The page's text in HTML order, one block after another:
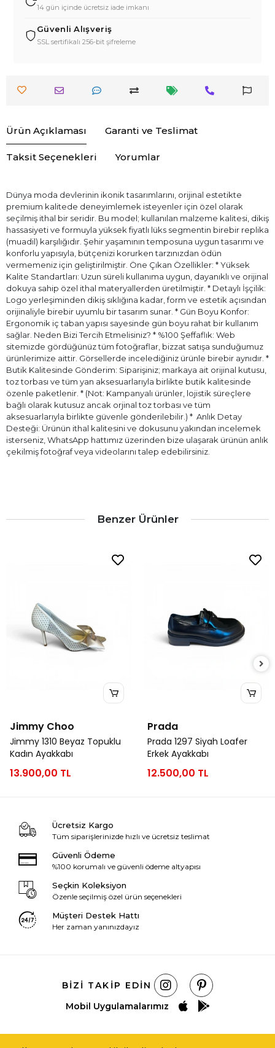
14 gün içinde ücretsiz iade imkanı
Güvenli Alışveriş
SSL sertifikalı 256-bit şifreleme
Ürün Açıklaması Garanti ve Teslimat
Taksit Seçenekleri Yorumlar
Dünya moda devlerinin ikonik tasarımlarını, orijinal estetikte
premium kalitede deneyimlemek isteyenler için özel olarak
seçilmiş ithal bir seridir. Bu model; kullanılan malzeme kalitesi, dikiş
hassasiyeti ve formuyla yüksek fiyatlı lüks segmentin birebir replika
(muadil) karşılığıdır. Şehir yaşamının temposuna uygun tasarımı ve
konforlu yapısıyla, bütçenizi korurken tarzınızdan ödün
vermemeniz için geliştirilmiştir. Öne Çıkan Özellikler: * Yüksek
Kalite Standartları: Uzun süreli kullanıma uygun, dayanıklı ve orijinal
dokuya sahip özel ithal materyallerden üretilmiştir. * Detaylı İşçilik:
Logo yerleşiminden dikiş sıklığına kadar, form ve estetik açısından
orijinaliyle birebir uyumlu bir tasarım sunar. * Gün Boyu Konfor:
Ergonomik iç taban yapısı sayesinde gün boyu rahat bir kullanım
sağlar. Neden Bizi Tercih Etmelisiniz? * %100 Şeffaflık: Web
sitemizde gördüğünüz tüm fotoğraflar, bizzat satışa sunduğumuz
ürünlerimize aittir. Görsellerde incelediğiniz ürünle birebir aynıdır. *
Butik Kalitesinde Gönderim: Siparişiniz; markaya ait orijinal kutusu,
toz torbası ve tüm yan aksesuarlarıyla birlikte butik kalitesinde
özenle paketlenir. * (Not: Kampanyalı ürünler, lojistik süreçlere
bağlı olarak kutusuz ancak orjinal toz torbası ve tüm
aksesuarlarıyla birlikte güvenle gönderilebilir.) * ⁠ Anlık Detay
Desteği: Ürünün ithal kalitesini ve dokusunu yakından incelemek
isterseniz, WhatsApp hattımız üzerinden bize ulaşarak ürünün anlık
çekilmiş fotoğraf veya videolarını talep edebilirsiniz.
Benzer Ürünler
Jimmy Choo
Jimmy 1310 Beyaz Topuklu
Kadın Ayakkabı
13.900,00 TL
Prada
Prada 1297 Siyah Loafer
Erkek Ayakkabı
12.500,00 TL
Ücretsiz Kargo
Tüm siparişlerinizde hızlı ve ücretsiz teslimat
Güvenli Ödeme
%100 korumalı ve güvenli ödeme altyapısı
Seçkin Koleksiyon
Özenle seçilmiş özel ürün seçenekleri
Müşteri Destek Hattı
Her zaman yanınızdayız
BIZI TAKIP EDIN
Mobil Uygulamalarımız